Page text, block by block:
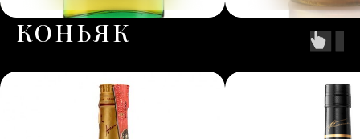
КОНЬЯК